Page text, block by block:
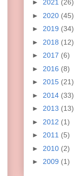
► 2021 (26)
► 2020 (45)
► 2019 (34)
► 2018 (12)
► 2017 (6)
► 2016 (8)
► 2015 (21)
► 2014 (33)
► 2013 (13)
► 2012 (1)
► 2011 (5)
► 2010 (2)
► 2009 (1)